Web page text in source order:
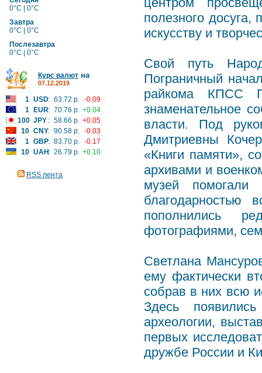
0°C | 0°C
Завтра
0°C | 0°C
Послезавтра
0°C | 0°C
Курс валют на
07.12.2019
1 USD: 63.72 р. -0.09
1
EUR: 70.76 р. +0.04
100 JPY : 58.66 р. +0.05
10 CNY: 90.58 р. -0.03
1 GBP: 83.70 р. -0.17
10 UAH: 26.79 р. +0.10
RSS лента
полезного
искусству и
Свой путь
Пограничный
райкома КПСС
знаменательное
власти. Под
Дмитриевны
«Книги памяти»,
архивами и
музей
благодарностью
пополнились
фотографиями,
Светлана
ему фактически
собрав в них всю
Здесь
археологии,
первых
дружбе России и